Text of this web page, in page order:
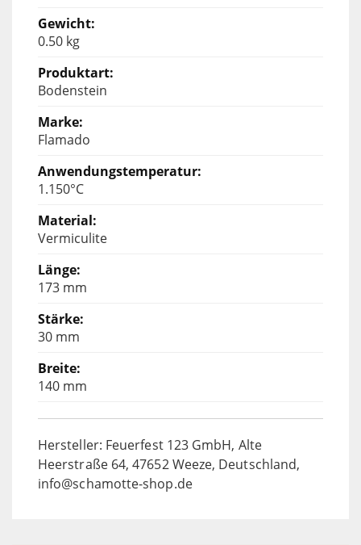
0.50 kg
Bodenstein
Flamado
1.150°C
Vermiculite
173 mm
30 mm
140 mm
Hersteller: Feuerfest 123 GmbH, Alte
Heerstraße 64, 47652 Weeze, Deutschland,
info@schamotte-shop.de